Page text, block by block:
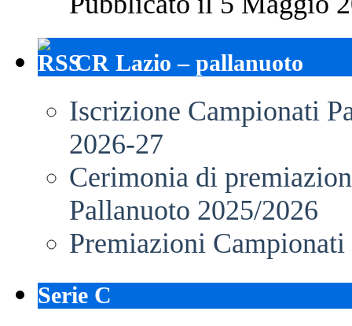
CR Lazio – pallanuoto
Iscrizione Campionati
2026-27
Cerimonia di
Pallanuoto 2025/2026
Premiazioni
Serie C